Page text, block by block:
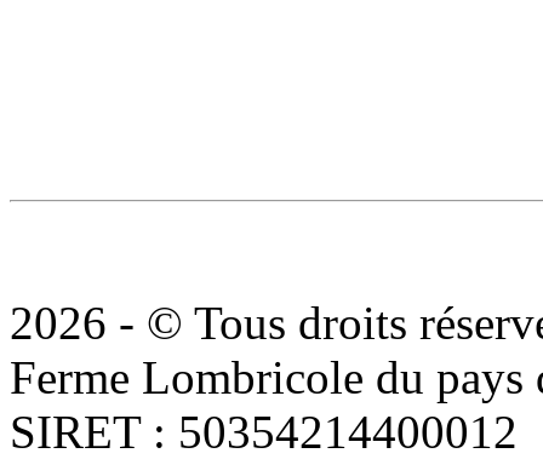
2026 - © Tous droits
Ferme Lombricole du pays
SIRET : 50354214400012